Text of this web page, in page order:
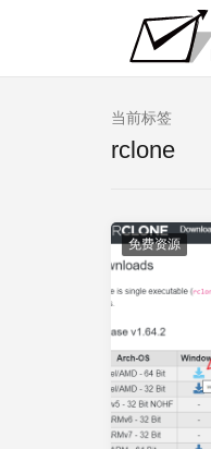
当前标签
rclone
免费资源